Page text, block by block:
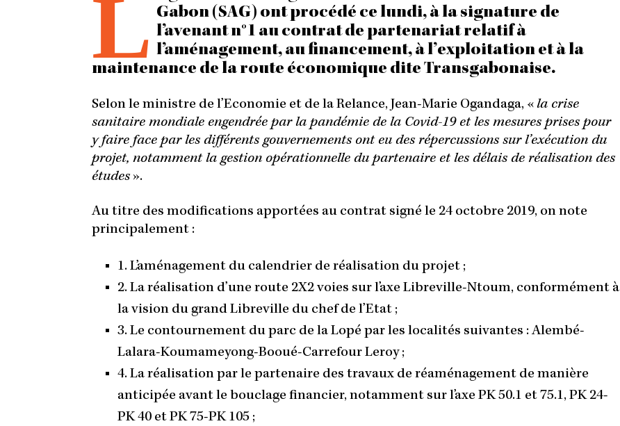
L Gabon (SAG) ont procédé ce lundi, à la signature de
l’avenant n°1 au contrat de partenariat relatif à
l’aménagement, au financement, à l’exploitation et à la
maintenance de la route économique dite Transgabonaise.
Selon le ministre de l’Economie et de la Relance, Jean-Marie Ogandaga, «la crise
sanitaire mondiale engendrée par la pandémie de la Covid-19 et les mesures prises pour
y faire face par les différents gouvernements ont eu des répercussions sur l’exécution du
projet, notamment la gestion opérationnelle du partenaire et les délais de réalisation des
études».
Au titre des modifications apportées au contrat signé le 24 octobre 2019, on note
principalement :
1. L’aménagement du calendrier de réalisation du projet ;
2. La réalisation d’une route 2X2 voies sur l’axe Libreville-Ntoum, conformément à
la vision du grand Libreville du chef de l’Etat ;
3. Le contournement du parc de la Lopé par les localités suivantes : Alembé-
Lalara-Koumameyong-Booué-Carrefour Leroy ;
4. La réalisation par le partenaire des travaux de réaménagement de manière
anticipée avant le bouclage financier, notamment sur l’axe PK 50.1 et 75.1, PK 24-
PK 40 et PK 75-PK 105 ;